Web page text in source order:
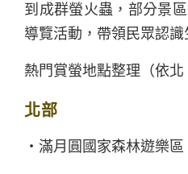
到成群螢火蟲，部分景
導覽活動，帶領民眾認識
熱門賞螢地點整理（依北
北部
・滿月圓國家森林遊樂區